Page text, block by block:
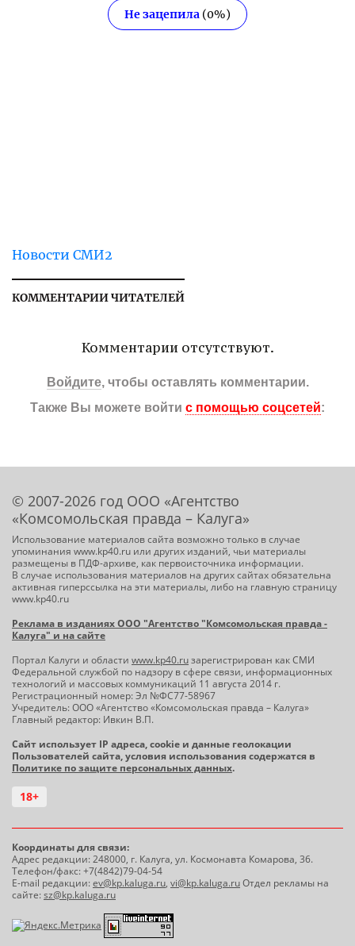
Не зацепила (0%)
Новости СМИ2
КОММЕНТАРИИ ЧИТАТЕЛЕЙ
Комментарии отсутствуют.
Войдите, чтобы оставлять комментарии.
Также Вы можете войти с помощью соцсетей:
© 2007-2026 год ООО «Агентство
«Комсомольская правда – Калуга»
Использование материалов сайта возможно только в случае
упоминания www.kp40.ru или других изданий, чьи материалы
размещены в ПДФ-архиве, как первоисточника информации.
В случае использования материалов на других сайтах обязательна
активная гиперссылка на эти материалы, либо на главную страницу
www.kp40.ru
Реклама в изданиях ООО "Агентство "Комсомольская правда -
Калуга" и на сайте
Портал Калуги и области www.kp40.ruзарегистрирован как СМИ
Федеральной службой по надзору в сфере связи, информационных
технологий и массовых коммуникаций 11 августа 2014 г.
Регистрационный номер: Эл №ФС77-58967
Учредитель: ООО «Агентство «Комсомольская правда – Калуга»
Главный редактор: Ивкин В.П.
Сайт использует IP адреса, cookie и данные геолокации
Пользователей сайта, условия использования содержатся в
Политике по защите персональных данных.
18+
Координаты для связи:
Адрес редакции: 248000, г. Калуга, ул. Космонавта Комарова, 36.
Телефон/факс: +7(4842)79-04-54
E-mail редакции:ev@kp.kaluga.ru, vi@kp.kaluga.ruОтдел рекламы на
сайте:sz@kp.kaluga.ru